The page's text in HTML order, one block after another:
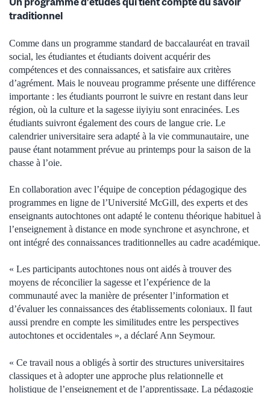
traditionnel
Comme dans un programme standard de baccalauréat en travail
social, les étudiantes et étudiants doivent acquérir des
compétences et des connaissances, et satisfaire aux critères
d’agrément. Mais le nouveau programme présente une différence
importante : les étudiants pourront le suivre en restant dans leur
région, où la culture et la sagesse iiyiyiu sont enracinées. Les
étudiants suivront également des cours de langue crie. Le
calendrier universitaire sera adapté à la vie communautaire, une
pause étant notamment prévue au printemps pour la saison de la
chasse à l’oie.
En collaboration avec l’équipe de conception pédagogique des
programmes en ligne de l’Université McGill, des experts et des
enseignants autochtones ont adapté le contenu théorique habituel à
l’enseignement à distance en mode synchrone et asynchrone, et
ont intégré des connaissances traditionnelles au cadre académique.
« Les participants autochtones nous ont aidés à trouver des
moyens de réconcilier la sagesse et l’expérience de la
communauté avec la manière de présenter l’information et
d’évaluer les connaissances des établissements coloniaux. Il faut
aussi prendre en compte les similitudes entre les perspectives
autochtones et occidentales », a déclaré Ann Seymour.
« Ce travail nous a obligés à sortir des structures universitaires
classiques et à adopter une approche plus relationnelle et
holistique de l’enseignement et de l’apprentissage. La pédagogie